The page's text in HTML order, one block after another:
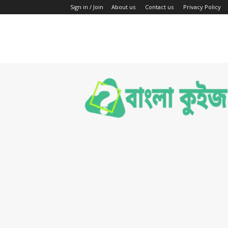
Sign in / Join About us Contact us Privacy Policy
Bengali
Quiz